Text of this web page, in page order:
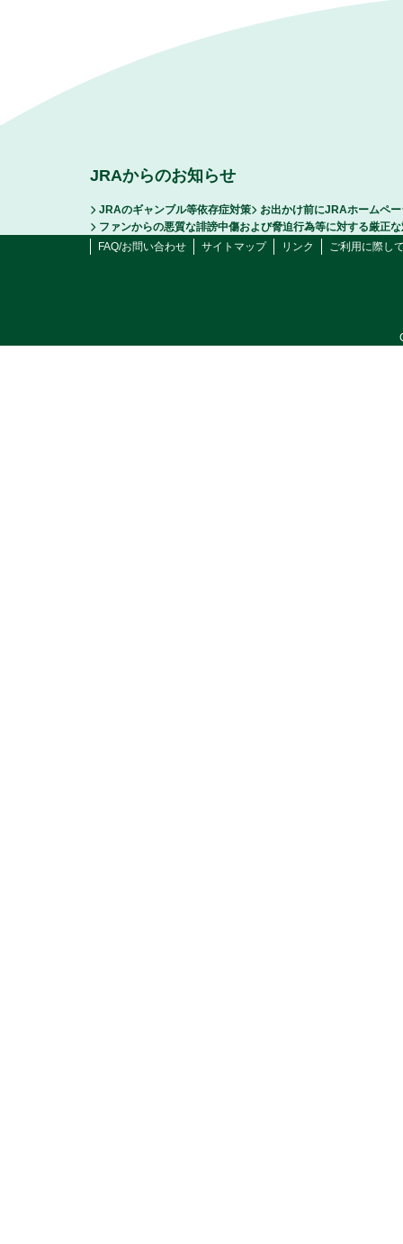
JRAからのお知らせ
JRAのギャンブル等依存症対策
お出かけ前にJRAホームペ
ファンからの悪質な誹謗中傷および脅迫行為等に対する厳正
FAQ/お問い合わせ
サイトマップ リンク ご利用に際し